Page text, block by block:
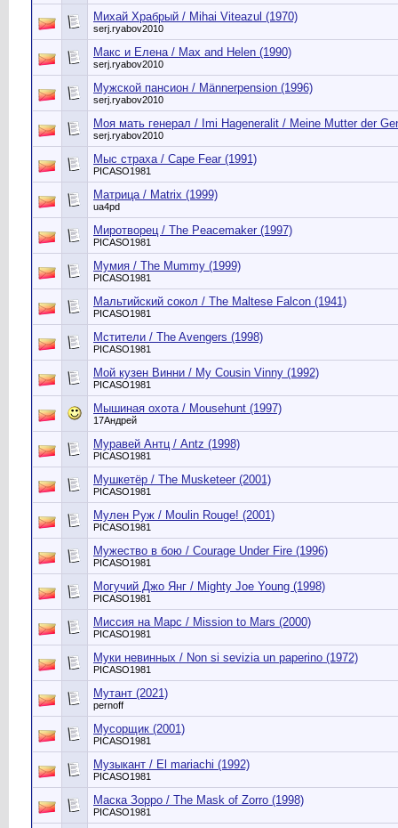
Михай Храбрый / Mihai Viteazul (1970)
serj.ryabov2010
Макс и Елена / Max and Helen (1990)
serj.ryabov2010
Мужской пансион / Männerpension (1996)
serj.ryabov2010
Моя мать генерал / Imi Hageneralit / Meine Mutter der
serj.ryabov2010
Мыс страха / Cape Fear (1991)
PICASO1981
Матрица / Matrix (1999)
ua4pd
Миротворец / The Peacemaker (1997)
PICASO1981
Мумия / The Mummy (1999)
PICASO1981
Мальтийский сокол / The Maltese Falcon (1941)
PICASO1981
Мстители / The Avengers (1998)
PICASO1981
Мой кузен Винни / My Cousin Vinny (1992)
PICASO1981
Мышиная охота / Mousehunt (1997)
17Андрей
Муравей Антц / Antz (1998)
PICASO1981
Мушкетёр / The Musketeer (2001)
PICASO1981
Мулен Руж / Moulin Rouge! (2001)
PICASO1981
Мужество в бою / Courage Under Fire (1996)
PICASO1981
Могучий Джо Янг / Mighty Joe Young (1998)
PICASO1981
Миссия на Марс / Mission to Mars (2000)
PICASO1981
Муки невинных / Non si sevizia un paperino (1972)
PICASO1981
Мутант (2021)
pernoff
Мусорщик (2001)
PICASO1981
Музыкант / El mariachi (1992)
PICASO1981
Маска Зорро / The Mask of Zorro (1998)
PICASO1981